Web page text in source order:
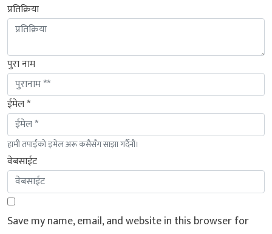
प्रतिक्रिया
पुरा नाम
ईमेल *
हामी तपाईंको इमेल अरू कसैसँग साझा गर्दैनौं।
वेबसाईट
Save my name, email, and website in this browser for